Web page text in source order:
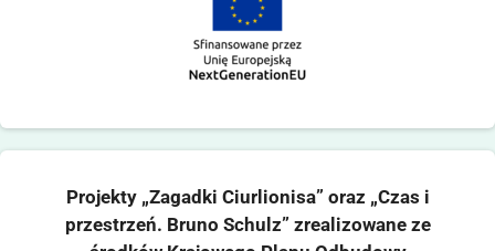
Projekty „Zagadki Ciurlionisa” oraz „Czas i
przestrzeń. Bruno Schulz” zrealizowane ze